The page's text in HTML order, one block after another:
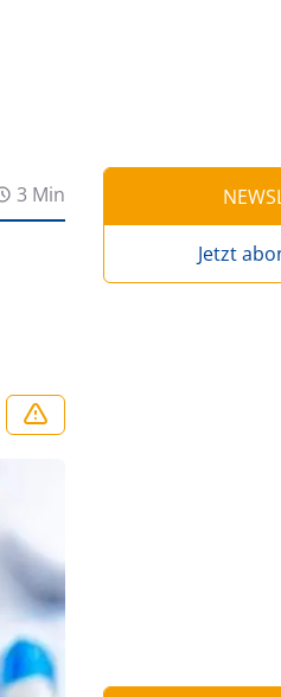
3 Min
Jetzt